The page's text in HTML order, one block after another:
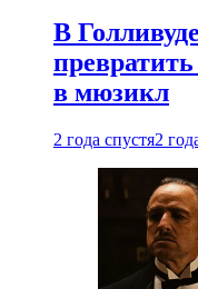
В
в мюзикл
2 года спустя2